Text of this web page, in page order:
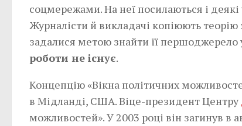
соцмережами. На неї посилаються і деякі
Журналісти й викладачі копіюють
задалися метою знайти її першоджерело
роботи не існує.
Концепцію «Вікна політичних
в Мідланді, США. Віце-президент Центру
можливостей». У 2003 році він загинув в